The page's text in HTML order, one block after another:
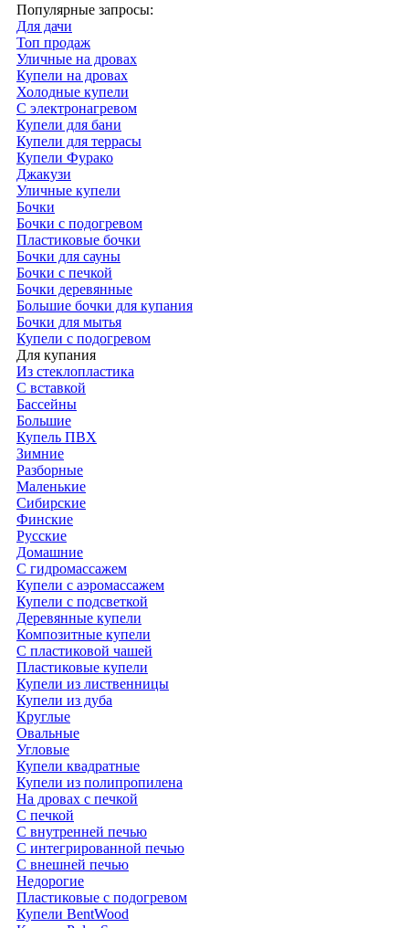
Популярные запросы:
Для дачи
Топ продаж
Уличные на дровах
Купели на дровах
Холодные купели
С электронагревом
Купели для бани
Купели для террасы
Купели Фурако
Джакузи
Уличные купели
Бочки
Бочки с подогревом
Пластиковые бочки
Бочки для сауны
Бочки с печкой
Бочки деревянные
Большие бочки для купания
Бочки для мытья
Купели с подогревом
Для купания
Из стеклопластика
С вставкой
Бассейны
Большие
Купель ПВХ
Зимние
Разборные
Маленькие
Сибирские
Финские
Русские
Домашние
С гидромассажем
Купели с аэромассажем
Купели с подсветкой
Деревянные купели
Композитные купели
С пластиковой чашей
Пластиковые купели
Купели из лиственницы
Купели из дуба
Круглые
Овальные
Угловые
Купели квадратные
Купели из полипропилена
На дровах с печкой
С печкой
С внутренней печью
С интегрированной печью
С внешней печью
Недорогие
Пластиковые с подогревом
Купели BentWood